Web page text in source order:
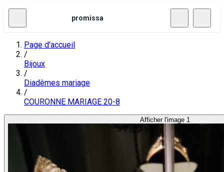
promissa
Page d'accueil
/
Bijoux
/
Diadèmes mariage
/
COURONNE MARIAGE 20-8
Afficher l'image 1